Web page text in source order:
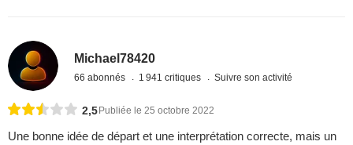
Michael78420
66 abonnés 1 941 critiques Suivre son activité
2,5 Publiée le 25 octobre 2022
Une bonne idée de départ et une interprétation correcte, mais un